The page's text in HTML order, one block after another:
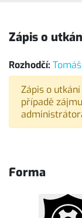
Zápis o
Rozhodčí:
Zápis o
případě
Forma